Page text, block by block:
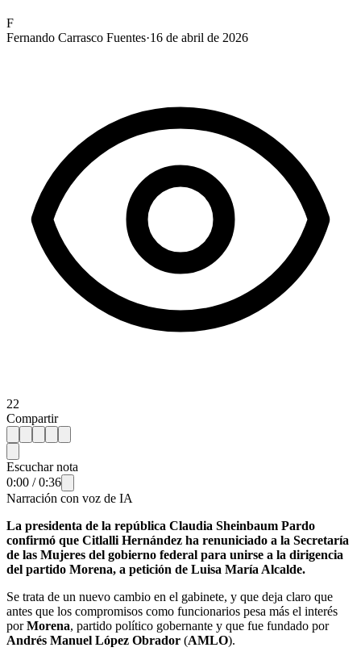
F
Fernando Carrasco Fuentes·16 de abril de 2026
22
Compartir
Escuchar nota
0:00 /0:36
Narración con voz de IA
La presidenta de la república Claudia Sheinbaum Pardo
confirmó que Citlalli Hernández ha renuniciado a la Secretaría
de las Mujeres del gobierno federal para unirse a la dirigencia
del partido Morena, a petición de Luisa María Alcalde.
Se trata de un nuevo cambio en el gabinete, y que deja claro que
antes que los compromisos como funcionarios pesa más el interés
porMorena, partido político gobernante y que fue fundado por
Andrés Manuel López Obrador (AMLO).